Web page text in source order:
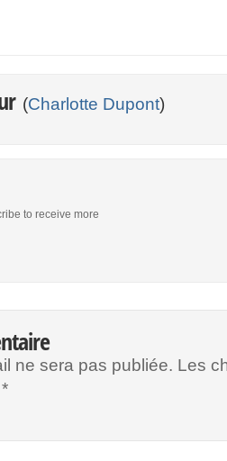
(Charlotte Dupont)
to receive more
ne sera pas publiée. Les
*